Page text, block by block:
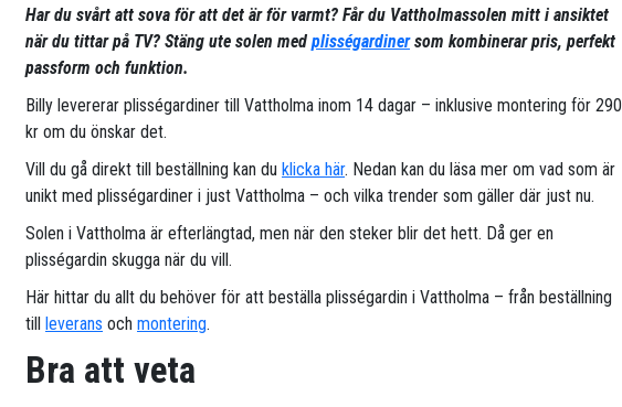
Har du svårt att sova för att det är för varmt? Får du Vattholmassolen mitt i ansiktet
när du tittar på TV? Stäng ute solen med plisségardinersom kombinerar pris, perfekt
passform och funktion.
Billy levererar plisségardiner till Vattholma inom 14 dagar – inklusive montering för 290
kr om du önskar det.
Vill du gå direkt till beställning kan du klicka här. Nedan kan du läsa mer om vad som är
unikt med plisségardiner i just Vattholma – och vilka trender som gäller där just nu.
Solen i Vattholma är efterlängtad, men när den steker blir det hett. Då ger en
plisségardin skugga när du vill.
Här hittar du allt du behöver för att beställa plisségardin i Vattholma – från beställning
till
leverans och montering.
Bra att veta